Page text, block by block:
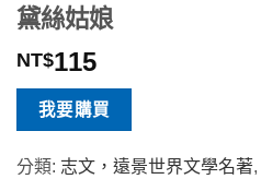
黛絲姑娘
NT$115
我要購買
分類: 志文，遠景世界文學名著,